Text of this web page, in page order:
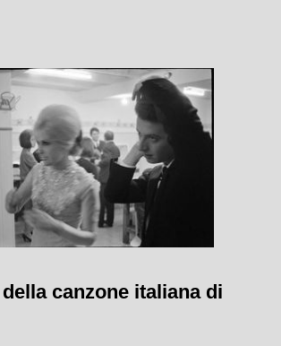
canzone italiana di